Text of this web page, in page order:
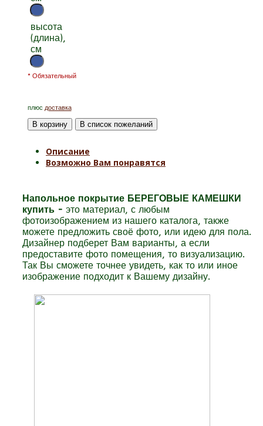
высота
(длина),
см
* Обязательный
плюс доставка
Описание
Возможно Вам понравятся
Напольное покрытие БЕРЕГОВЫЕ КАМЕШКИ
купить - это материал, с любым
фотоизображением из нашего каталога, также
можете предложить своё фото, или идею для пола.
Дизайнер подберет Вам варианты, а если
предоставите фото помещения, то визуализацию.
Так Вы сможете точнее увидеть, как то или иное
изображение подходит к Вашему дизайну.